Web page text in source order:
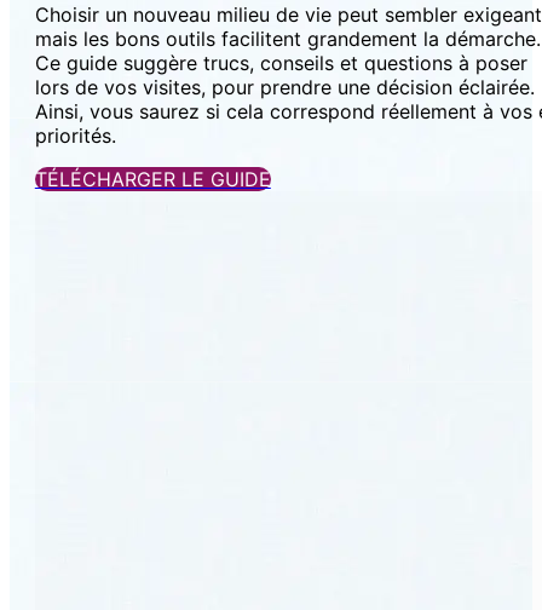
Choisir un nouveau milieu de vie peut sembler
mais les bons outils facilitent grandement la démarche.
Ce guide suggère trucs, conseils et questions à poser
lors de vos visites, pour prendre une décision éclairée.
Ainsi, vous saurez si cela correspond réellement à vos
priorités.
TÉLÉCHARGER LE GUIDE